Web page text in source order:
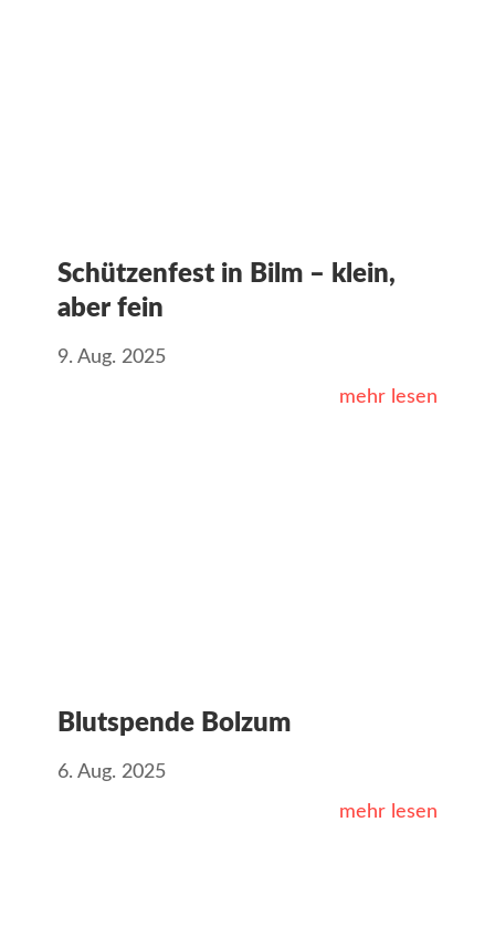
Schützenfest in Bilm – klein,
aber fein
9. Aug. 2025
mehr lesen
Blutspende Bolzum
6. Aug. 2025
mehr lesen